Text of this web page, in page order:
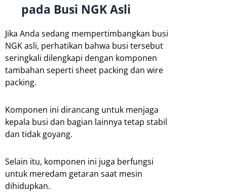
pada Busi NGK Asli
Jika Anda sedang mempertimbangkan busi
NGK asli, perhatikan bahwa busi tersebut
seringkali dilengkapi dengan komponen
tambahan seperti sheet packing dan wire
packing.
Komponen ini dirancang untuk menjaga
kepala busi dan bagian lainnya tetap stabil
dan tidak goyang.
Selain itu, komponen ini juga berfungsi
untuk meredam getaran saat mesin
dihidupkan.